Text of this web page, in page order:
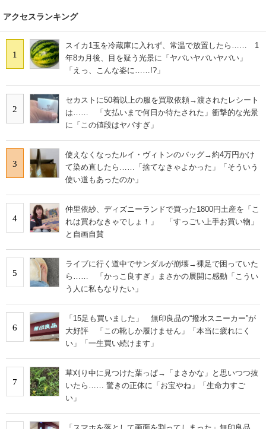
アクセスランキング
1
スイカ1玉を冷蔵庫に入れず、常温で放置したら…… 1
年8カ月後、目を疑う光景に「ヤバいヤバいヤバい」
「えっ、こんな姿に……!?」
2
セカストに50着以上の服を買取依頼→渡されたレシート
は…… 「支払いまで何日か待たされた」衝撃的な光景
に「この値段はヤバすぎ」
3
使えなくなったルイ・ヴィトンのバッグ→約4万円かけ
て染め直したら……「捨てなきゃよかった」「そういう
使い道もあったのか」
4
仲里依紗、ディズニーランドで買った1800円土産を「こ
れは買わなきゃでしょ！」 「すっごい上手お買い物」
と自画自賛
5
ライブに行く道中でサンダルが崩壊→裸足で困っていた
ら…… 「かっこ良すぎ」まさかの展開に感動「こうい
う人に私もなりたい」
6
「15足も買いました」 無印良品の“撥水スニーカー”が
大好評 「この靴しか履けません」「本当に疲れにく
い」「一生買い続けます」
7
草刈り中に見つけた葉っぱ→「まさかな」と思いつつ抜
いたら…… 驚きの正体に「お宝やね」「生命力すご
い」